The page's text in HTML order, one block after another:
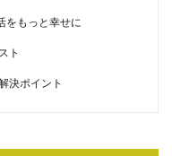
をもっと幸せに
ト
決ポイント